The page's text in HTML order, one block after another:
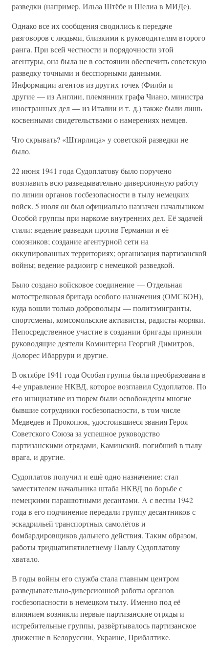
разведки (например, Ильза Штёбе и Шелиа в МИДе).
Однако все их сообщения сводились к передаче
разговоров с людьми, близкими к руководителям второго
ранга. При всей честности и порядочности этой
агентуры, она была не в состоянии обеспечить советскую
разведку точными и бесспорными данными.
Информации агентов из других точек (Филби и
другие — из Англии, племянник графа Чиано, министра
иностранных дел — из Италии и т. д.) также были лишь
косвенными свидетельствами о намерениях немцев.
Что скрывать? «Штирлица» у советской разведки не
было.
22 июня 1941 года Судоплатову было поручено
возглавить всю разведывательно-диверсионную работу
по линии органов госбезопасности в тылу немецких
войск. 5 июля он был официально назначен начальником
Особой группы при наркоме внутренних дел. Её задачей
стали: ведение разведки против Германии и её
союзников; создание агентурной сети на
оккупированных территориях; организация партизанской
войны; ведение радиоигр с немецкой разведкой.
Было создано войсковое соединение — Отдельная
мотострелковая бригада особого назначения (ОМСБОН),
куда вошли только добровольцы — политэмигранты,
спортсмены, комсомольские активисты, радисты-моряки.
Непосредственное участие в создании бригады приняли
руководящие деятели Коминтерна Георгий Димитров,
Долорес Ибаррури и другие.
В октябре 1941 года Особая группа была преобразована в
4-е управление НКВД, которое возглавил Судоплатов. По
его инициативе из тюрем были освобождены многие
бывшие сотрудники госбезопасности, в том числе
Медведев и Прокопюк, удостоившиеся звания Героя
Советского Союза за успешное руководство
партизанскими отрядами, Каминский, погибший в тылу
врага, и другие.
Судоплатов получил и ещё одно назначение: стал
заместителем начальника штаба НКВД по борьбе с
немецкими парашютными десантами. А с весны 1942
года в его подчинение передали группу десантников с
эскадрильей транспортных самолётов и
бомбардировщиков дальнего действия. Таким образом,
работы тридцатипятилетнему Павлу Судоплатову
хватало.
В годы войны его служба стала главным центром
разведывательно-диверсионной работы органов
госбезопасности в немецком тылу. Именно под её
влиянием возникли первые партизанские отряды и
истребительные группы, развёртывалось партизанское
движение в Белоруссии, Украине, Прибалтике.